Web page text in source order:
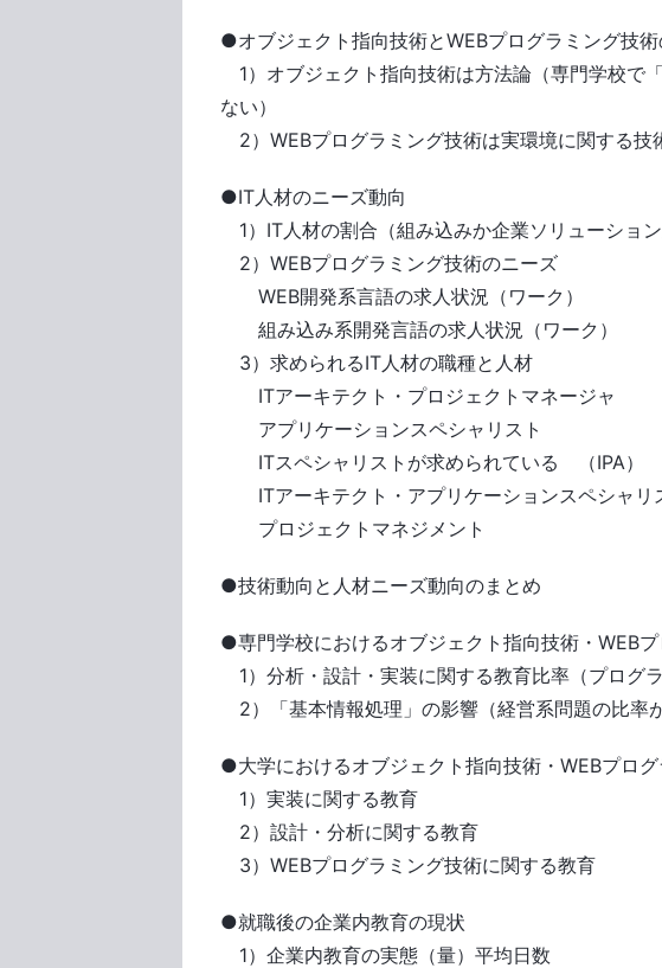
●オブジェクト指向技術とWEBプログラミング技
1）オブジェクト指向技術は方法論（専門学校で
ない）
2）WEBプログラミング技術は実環境に関する技
●IT人材のニーズ動向
1）IT人材の割合（組み込みか企業ソリューション
2）WEBプログラミング技術のニーズ
WEB開発系言語の求人状況（ワーク）
組み込み系開発言語の求人状況（ワーク）
3）求められるIT人材の職種と人材
ITアーキテクト・プロジェクトマネージャ
アプリケーションスペシャリスト
ITスペシャリストが求められている （IPA）
ITアーキテクト・アプリケーションスペシャリ
プロジェクトマネジメント
●技術動向と人材ニーズ動向のまとめ
●専門学校におけるオブジェクト指向技術・WEB
1）分析・設計・実装に関する教育比率（プログ
2）「基本情報処理」の影響（経営系問題の比率
●大学におけるオブジェクト指向技術・WEBプロ
1）実装に関する教育
2）設計・分析に関する教育
3）WEBプログラミング技術に関する教育
●就職後の企業内教育の現状
1）企業内教育の実態（量）平均日数